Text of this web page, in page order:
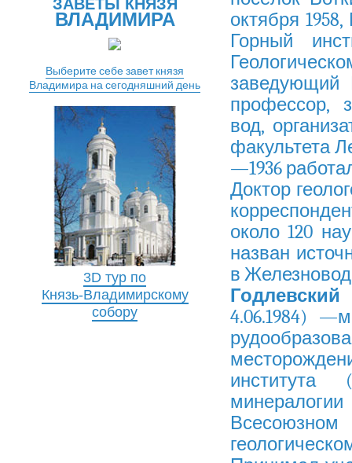
ЗАВЕТЫ КНЯЗЯ
ВЛАДИМИРА
Выберите себе завет князя
Владимира на сегодняшний день
3D тур по
Князь-Владимирскому
собору
октября
Горный
заведующий
профессор,
вод,
факультета
—1936
Доктор
около 120
назван
в
4.06.1984)